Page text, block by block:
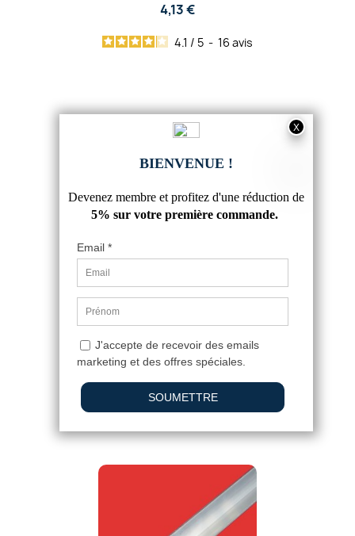
4,13 €
4.1 / 5 - 16 avis
CORNIERE ALU 30X30
3,67 €
2,94 €
4.9/5-36avis
RUPTURE DE STOCK